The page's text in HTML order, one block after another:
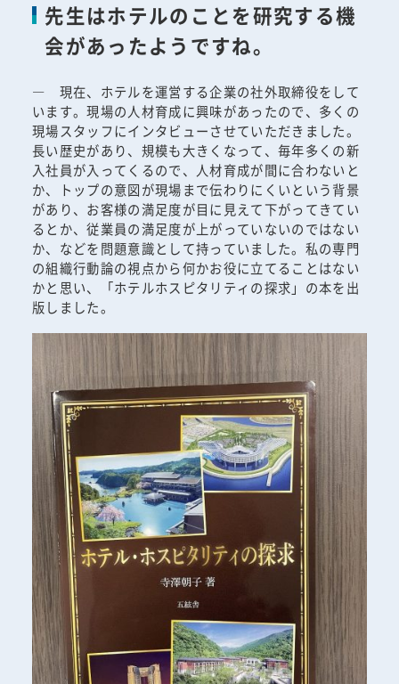
先生はホテルのことを研究する機
会があったようですね。
― 現在、ホテルを運営する企業の社外取締役をして
います。現場の人材育成に興味があったので、多くの
現場スタッフにインタビューさせていただきました。
長い歴史があり、規模も大きくなって、毎年多くの新
入社員が入ってくるので、人材育成が間に合わないと
か、トップの意図が現場まで伝わりにくいという背景
があり、お客様の満足度が目に見えて下がってきてい
るとか、従業員の満足度が上がっていないのではない
か、などを問題意識として持っていました。私の専門
の組織行動論の視点から何かお役に立てることはない
かと思い、「ホテルホスピタリティの探求」の本を出
版しました。